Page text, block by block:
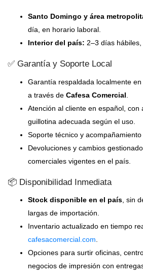
Santo Domingo y área
día, en horario laboral.
Interior del país: 2–3 días hábiles,
✅ Garantía y Soporte Local
Garantía respaldada localmente
a través de Cafesa Comercial
Atención al cliente en español, con
guillotina adecuada según el uso.
Soporte técnico y acompañamiento
Devoluciones y cambios
comerciales vigentes en el país.
📦 Disponibilidad Inmediata
Stock disponible en el país , sin
largas de importación.
Inventario actualizado en tiempo
cafesacomercial.com
Opciones para surtir oficinas,
negocios de impresión con